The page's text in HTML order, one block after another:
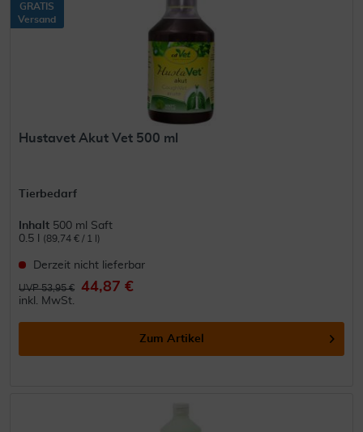
GRATIS
Versand
Hustavet Akut Vet 500 ml
Tierbedarf
Inhalt 500 ml Saft
0.5 l
(89,74 € / 1 l)
Derzeit nicht lieferbar
UVP 53,95 € 44,87 €
inkl. MwSt.
Zum Artikel